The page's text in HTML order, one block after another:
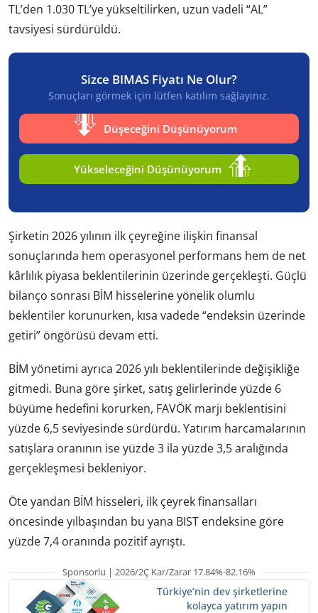
TL’den 1.030 TL’ye yükseltilirken, uzun vadeli “AL”
tavsiyesi sürdürüldü.
Sizce BIMAS Fiyatı Ne Olur?
Sonuçları görmek için lütfen katılım sağlayınız.
Düşeceğini Düşünüyorum
Yükseleceğini Düşünüyorum
Şirketin 2026 yılının ilk çeyreğine ilişkin finansal
sonuçlarında hem operasyonel performans hem de net
kârlılık piyasa beklentilerinin üzerinde gerçekleşti. Güçlü
bilanço sonrası BİM hisselerine yönelik olumlu
beklentiler korunurken, kısa vadede “endeksin üzerinde
getiri” öngörüsü devam etti.
BİM yönetimi ayrıca 2026 yılı beklentilerinde değişikliğe
gitmedi. Buna göre şirket, satış gelirlerinde yüzde 6
büyüme hedefini korurken, FAVÖK marjı beklentisini
yüzde 6,5 seviyesinde sürdürdü. Yatırım harcamalarının
satışlara oranının ise yüzde 3 ila yüzde 3,5 aralığında
gerçekleşmesi bekleniyor.
Öte yandan BİM hisseleri, ilk çeyrek finansalları
öncesinde yılbaşından bu yana BIST endeksine göre
yüzde 7,4 oranında pozitif ayrıştı.
Sponsorlu | 2026/2Ç Kar/Zarar 17.84%-82.16%
Türkiye’nin dev şirketlerine
kolayca yatırım yapın